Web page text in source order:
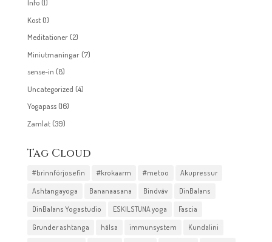
Info(1)
Kost(1)
Meditationer(2)
Miniutmaningar(7)
sense-in (8)
Uncategorized (4)
Yogapass(16)
Zamlat(39)
Tag Cloud
#brinnförjosefin #krokaarm #metoo
Akupressur
Ashtangayoga
Bananaasana Bindväv
DinBalans
DinBalans Yogastudio
ESKILSTUNA yoga
Fascia
Grunder ashtanga
hälsa immunsystem
Kundalini